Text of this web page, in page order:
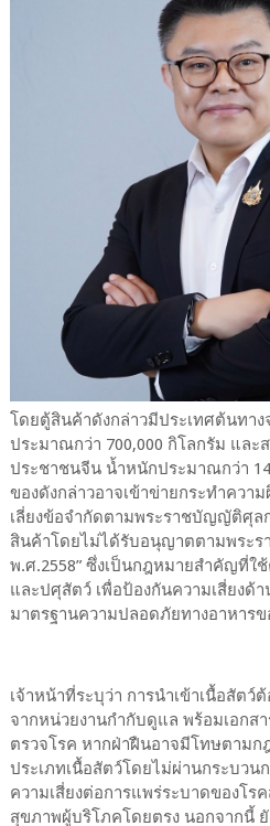
โดยตู้สินค้าดังกล่าวมีประเทศต้นทาง
ประมาณกว่า 700,000 กิโลกรัม และ
ประชาชนจีน น้ำหนักประมาณกว่า
ของดังกล่าวอาจเข้าข่ายกระทำควา
เลี่ยงข้อจำกัดตามพระราชบัญญัติศุลก
สินค้าโดยไม่ได้รับอนุญาตตามพระ
พ.ศ.2558” ซึ่งเป็นกฎหมายสำคัญที่ใ
และปศุสัตว์ เพื่อป้องกันความเสี่ยงด้
มาตรฐานความปลอดภัยทางอาหารข
เจ้าหน้าที่ระบุว่า การนำเข้าเนื้อสัต
จากหน่วยงานกำกับดูแล พร้อมเอกส
ตรวจโรค หากฝ่าฝืนอาจมีโทษตามก
ประเภทเนื้อสัตว์โดยไม่ผ่านกระบวน
ความเสี่ยงต่อการแพร่ระบาดของโร
สุขภาพผู้บริโภคโดยตรง นอกจากนี้